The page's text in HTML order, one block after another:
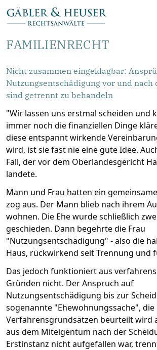
FAMILIENRECHT
Nicht zusammen eingeklagbar:
Nutzungsentschädigung vor und nach
sind getrennt zu behandeln
"Wir lassen uns erstmal scheiden und
immer noch die finanziellen Dinge
diese entspannt wirkende
wird, ist sie fast nie eine gute Idee.
Fall, der vor dem Oberlandesgericht
landete.
Mann und Frau hatten ein
zog aus. Der Mann blieb nach ihrem
wohnen. Die Ehe wurde schließlich
geschieden. Dann begehrte die Frau
"Nutzungsentschädigung" - also die
Haus, rückwirkend seit Trennung und
Das jedoch funktioniert aus
Gründen nicht. Der Anspruch auf
Nutzungsentschädigung bis zur
sogenannte "Ehewohnungssache",
Verfahrensgrundsätzen beurteilt wird
aus dem Miteigentum nach der
Erstinstanz nicht aufgefallen war,